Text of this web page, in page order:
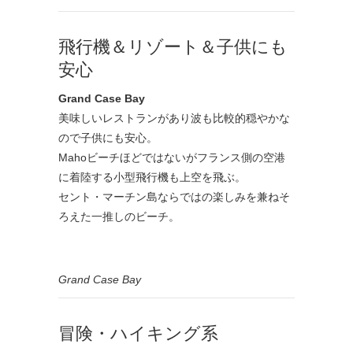
飛行機＆リゾート＆子供にも
安心
Grand Case Bay
美味しいレストランがあり波も比較的穏やかな
ので子供にも安心。
Mahoビーチほどではないがフランス側の空港
に着陸する小型飛行機も上空を飛ぶ。
セント・マーチン島ならではの楽しみを兼ねそ
ろえた一推しのビーチ。
Grand Case Bay
冒険・ハイキング系